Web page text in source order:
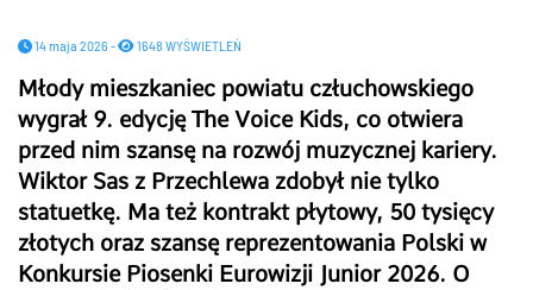
14 maja 2026 - 1648 WYŚWIETLEŃ
Młody mieszkaniec powiatu człuchowskiego
wygrał 9. edycję The Voice Kids, co otwiera
przed nim szansę na rozwój muzycznej kariery.
Wiktor Sas z Przechlewa zdobył nie tylko
statuetkę. Ma też kontrakt płytowy, 50 tysięcy
złotych oraz szansę reprezentowania Polski w
Konkursie Piosenki Eurowizji Junior 2026. O